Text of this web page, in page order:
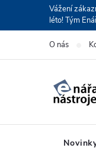
Vážení
léto! Tým
O nás